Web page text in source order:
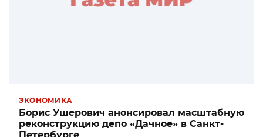
ЭКОНОМИКА
Борис Ушерович анонсировал масштабную
реконструкцию депо «Дачное» в Санкт-